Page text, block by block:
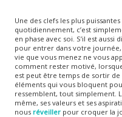
Une des clefs les plus
quotidiennement, c’est
en phase avec soi. S’il est
pour entrer dans votre
vie que vous menez ne vous
comment rester motivé,
est peut être temps de sortir de
éléments qui vous bloquent
ressemblent, tout simplement.
même, ses valeurs et ses
nous réveillerpour croquer la